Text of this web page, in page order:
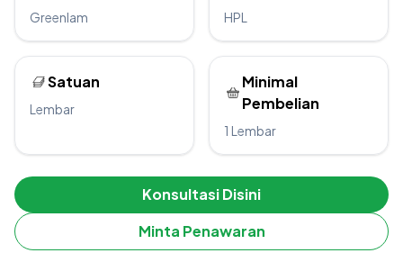
Greenlam HPL
Satuan
Lembar
Minimal
Pembelian
1 Lembar
Konsultasi Disini
Minta Penawaran